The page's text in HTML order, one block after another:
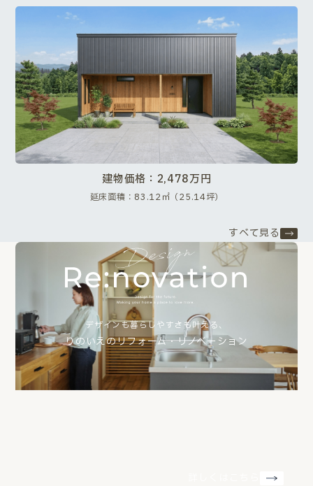
建物価格：2,478万円
延床面積：83.12㎡（25.14坪）
すべて見る
デザインも暮らしやすさも叶える、
りのいえのリフォーム・リノベーション